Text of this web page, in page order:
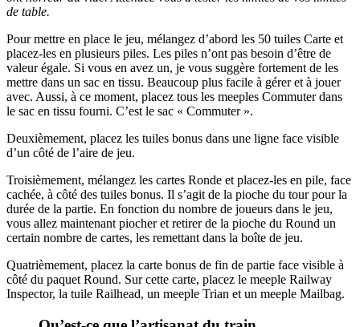
de table.
Pour mettre en place le jeu, mélangez d’abord les 50 tuiles Carte et
placez-les en plusieurs piles. Les piles n’ont pas besoin d’être de
valeur égale. Si vous en avez un, je vous suggère fortement de les
mettre dans un sac en tissu. Beaucoup plus facile à gérer et à jouer
avec. Aussi, à ce moment, placez tous les meeples Commuter dans
le sac en tissu fourni. C’est le sac « Commuter ».
Deuxièmement, placez les tuiles bonus dans une ligne face visible
d’un côté de l’aire de jeu.
Troisièmement, mélangez les cartes Ronde et placez-les en pile, face
cachée, à côté des tuiles bonus. Il s’agit de la pioche du tour pour la
durée de la partie. En fonction du nombre de joueurs dans le jeu,
vous allez maintenant piocher et retirer de la pioche du Round un
certain nombre de cartes, les remettant dans la boîte de jeu.
Quatrièmement, placez la carte bonus de fin de partie face visible à
côté du paquet Round. Sur cette carte, placez le meeple Railway
Inspector, la tuile Railhead, un meeple Trian et un meeple Mailbag.